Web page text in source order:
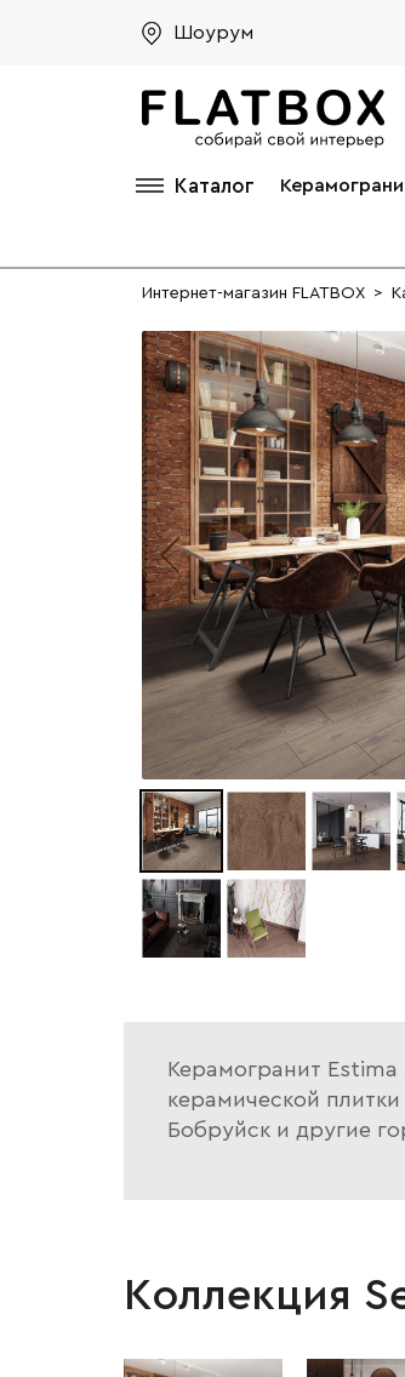
Шоурум
Каталог
Интернет-магазин FLATBOX >
Керамогранит Estima
керамической
Бобруйск и другие
Коллекция